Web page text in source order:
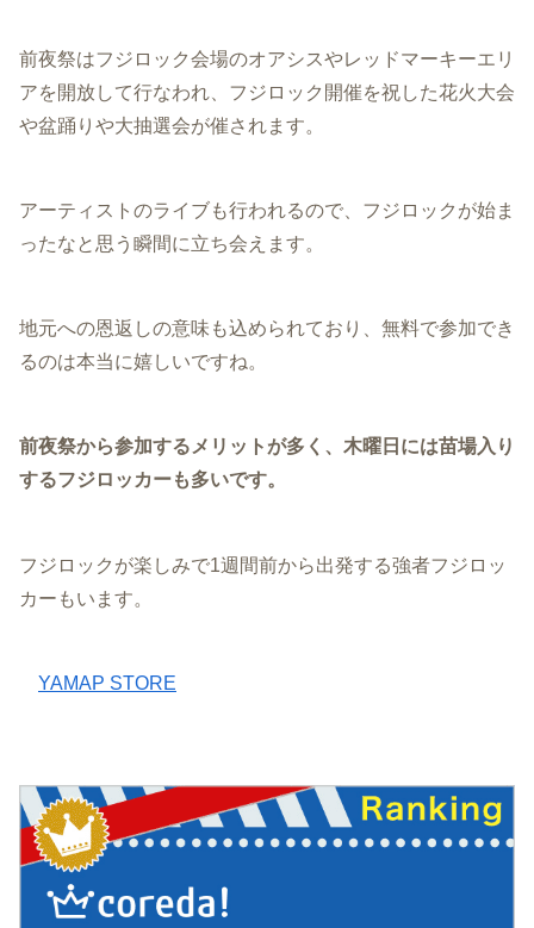
前夜祭はフジロック会場のオアシスやレッドマーキーエリ
アを開放して行なわれ、フジロック開催を祝した花火大会
や盆踊りや大抽選会が催されます。
アーティストのライブも行われるので、フジロックが始ま
ったなと思う瞬間に立ち会えます。
地元への恩返しの意味も込められており、無料で参加でき
るのは本当に嬉しいですね。
前夜祭から参加するメリットが多く、木曜日には苗場入り
するフジロッカーも多いです。
フジロックが楽しみで1週間前から出発する強者フジロッ
カーもいます。
YAMAP STORE